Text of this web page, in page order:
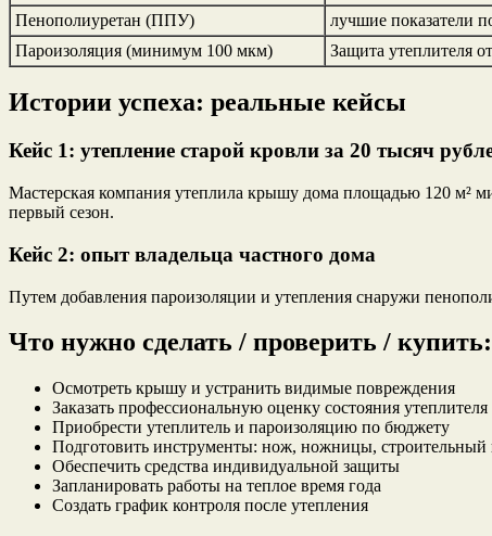
Пенополиуретан (ППУ)
лучшие показатели
Пароизоляция (минимум 100 мкм)
Защита утеплителя
Истории успеха: реальные кейсы
Кейс 1: утепление старой кровли за 20 тысяч
Мастерская компания утеплила крышу дома площадью 120 м²
первый сезон.
Кейс 2: опыт владельца частного дома
Путем добавления пароизоляции и утепления снаружи
Что нужно сделать / проверить /
Осмотреть крышу и устранить видимые повреждения
Заказать профессиональную оценку состояния утеплителя
Приобрести утеплитель и пароизоляцию по бюджету
Подготовить инструменты: нож, ножницы, строительный
Обеспечить средства индивидуальной защиты
Запланировать работы на теплое время года
Создать график контроля после утепления